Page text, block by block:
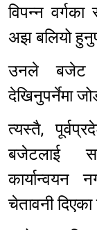
विपन्न वर्गका
अझ बलियो
उनले बजेट
देखिनुपर्नेमा
त्यस्तै,
बजेटलाई
कार्यान्वयन
चेतावनी